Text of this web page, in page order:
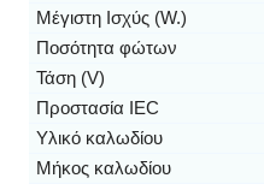
Μέγιστη Ισχύς (W.)
Ποσότητα φώτων
Τάση (V)
Προστασία IEC
Υλικό καλωδίου
Μήκος καλωδίου